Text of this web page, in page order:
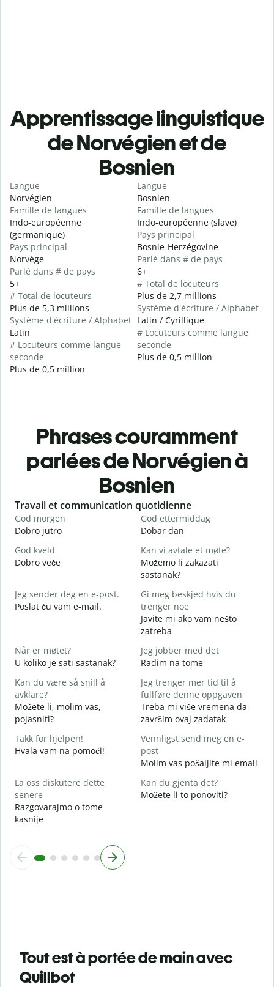
Apprentissage linguistique
de Norvégien et de
Bosnien
Langue
Norvégien
Famille de langues
Indo-européenne
(germanique)
Pays principal
Norvège
Parlé dans # de pays
5+
# Total de locuteurs
Plus de 5,3 millions
Système d'écriture / Alphabet
Latin
# Locuteurs comme langue
seconde
Plus de 0,5 million
Langue
Bosnien
Famille de langues
Indo-européenne (slave)
Pays principal
Bosnie-Herzégovine
Parlé dans # de pays
6+
# Total de locuteurs
Plus de 2,7 millions
Système d'écriture / Alphabet
Latin / Cyrillique
# Locuteurs comme langue
seconde
Plus de 0,5 million
Phrases couramment
parlées de Norvégien à
Bosnien
Slide 1 of 6
Travail et communication quotidienne
God morgen
Dobro jutro
God ettermiddag
Dobar dan
God kveld
Dobro veče
Kan vi avtale et møte?
Možemo li zakazati
sastanak?
Jeg sender deg en e-post.
Poslat ću vam e-mail.
Gi meg beskjed hvis du
trenger noe
Javite mi ako vam nešto
zatreba
Når er møtet?
U koliko je sati sastanak?
Jeg jobber med det
Radim na tome
Kan du være så snill å
avklare?
Možete li, molim vas,
pojasniti?
Jeg trenger mer tid til å
fullføre denne oppgaven
Treba mi više vremena da
završim ovaj zadatak
Takk for hjelpen!
Hvala vam na pomoći!
Vennligst send meg en e-
post
Molim vas pošaljite mi email
La oss diskutere dette
senere
Razgovarajmo o tome
kasnije
Kan du gjenta det?
Možete li to ponoviti?
Tout est à portée de main avec
Quillbot